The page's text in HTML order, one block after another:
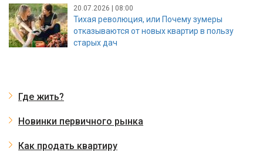
20.07.2026 | 08:00
Тихая революция, или Почему зумеры
отказываются от новых квартир в пользу
старых дач
Где жить?
Новинки первичного рынка
Как продать квартиру